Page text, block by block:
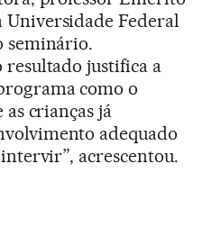
Federal
seminário.
resultado justifica a
como o
crianças já
adequado
acrescentou.